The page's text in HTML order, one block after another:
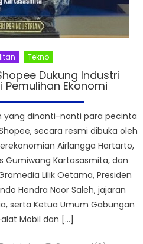
Tekno
Dukung Industri
Ekonomi
yang dinanti-nanti para pecinta
secara resmi dibuka oleh
Airlangga Hartarto,
Gumiwang Kartasasmita, dan
Lilik Oetama, Presiden
Hendra Noor Saleh, jajaran
serta Ketua Umum Gabungan
Mobil dan […]